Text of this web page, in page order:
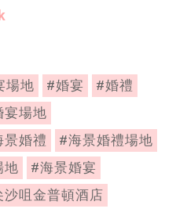
場地 #婚宴
#婚禮
宴場地
景婚禮
#海景婚禮場地
地
#海景婚宴
沙咀金普頓酒店